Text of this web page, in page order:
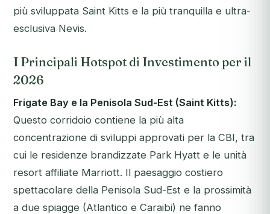
più sviluppata Saint Kitts e la più tranquilla e ultra-
esclusiva Nevis.
I Principali Hotspot di Investimento per il
2026
Frigate Bay e la Penisola Sud-Est (Saint Kitts):
Questo corridoio contiene la più alta
concentrazione di sviluppi approvati per la CBI, tra
cui le residenze brandizzate Park Hyatt e le unità
resort affiliate Marriott. Il paesaggio costiero
spettacolare della Penisola Sud-Est e la prossimità
a due spiagge (Atlantico e Caraibi) ne fanno